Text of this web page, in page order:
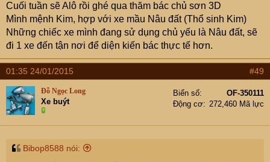
nữa nhưng sau này dễ bị bong tróc)
+Nguyên liệu: Nếu dùng sơn đắt tiền chính hãng như của
Nexa hoặc dupont hết hợp với yếu tố làm kỹ các bước
đầu trước khi bắn màu thì chất lượng chẳng kém gì sơn
zin
---Sơn hình 3D,logo,chữ...
+Sơn theo mẫu khách hàng có sẵn hoặc khách hàng gợi
ý gu của khách để e tìm mẫu khi đã okie mẫu và tình
trạng xe(tình trạng xe là có sơn lại nền,xước móp gì ko để
giá chính xác được
+Giá thành phụ thuộc vào chi tiết của hình vẽ khó dễ giá
Cuối tuần sẽ Alô rồi ghé qua thăm bác chủ sơn 3D
Mình mệnh Kim, hợp với xe mầu Nâu đất (Thổ sinh Kim)
Những chiếc xe mình đang sử dụng chủ yếu là Nâu đất, sẽ
đi 1 xe đến tận nơi để diện kiến bác thực tế hơn.
01:35 24/01/2015 #49
Đỗ Ngọc Long
Xe buýt
Biển số
OF-350111
Động cơ
272,460 Mã lực
Bibop8588 nói: